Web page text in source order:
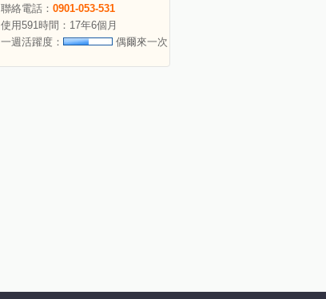
聯絡電話： 0901-053-531
使用591時間：17年6個月
一週活躍度：
偶爾來一次